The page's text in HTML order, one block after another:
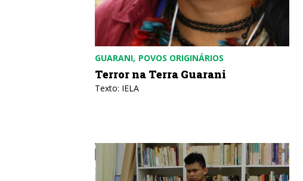
GUARANI POVOS ORIGINÁRIOS
Terror na Terra Guarani
Texto: IELA